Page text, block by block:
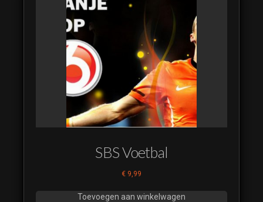
SBS Voetbal
€ 9,99
Toevoegen aan winkelwagen